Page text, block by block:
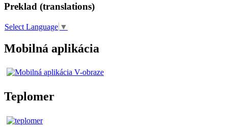
Preklad (translations)
Select Language ▼
Mobilná aplikácia
Teplomer